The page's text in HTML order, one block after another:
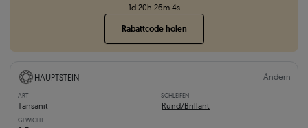
1d 20h 26m 2s
Rabattcode holen
HAUPTSTEIN Ändern
ART
Tansanit
SCHLEIFEN
Rund/Brillant
GEWICHT